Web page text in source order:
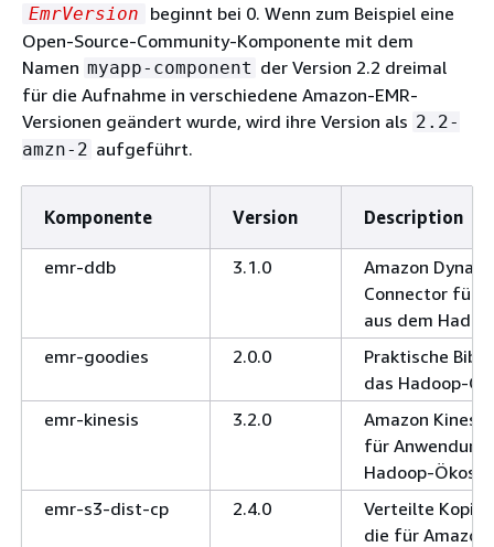
EmrVersion
beginnt bei 0. Wenn zum Beispiel eine
Open-Source-Community-Komponente mit dem
Namen myapp-component der Version 2.2 dreimal
für die Aufnahme in verschiedene Amazon-EMR-
Versionen geändert wurde, wird ihre Version als 2.2-
amzn-2 aufgeführt.
Komponente Version Description
emr-ddb 3.1.0
Amazon
Connector für
aus dem
emr-goodies
2.0.0
Praktische
das Hadoop-
emr-kinesis
3.2.0
Amazon
für
Hadoop-
emr-s3-dist-cp
2.4.0
Verteilte
die für